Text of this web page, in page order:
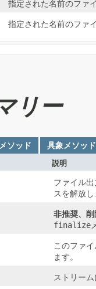
指定された名前のファ
指定された名前のファ
リー
ソッド 具象メソッド
説明
ファイル
スを解放
非推奨、
finalize
このファ
ます。
ストリー